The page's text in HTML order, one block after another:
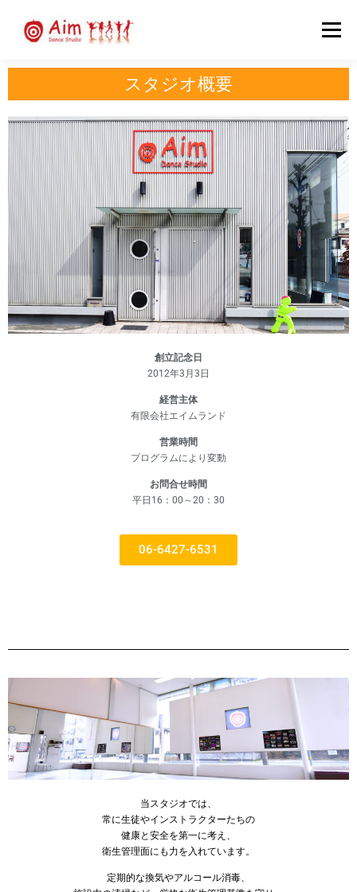
メニュー
インストラクター紹介
会員募集・入会のご案内 スタジオ案内 BLOG
スタジオ概要
創立記念日
2012年3月3日
経営主体
有限会社エイムランド
営業時間
プログラムにより変動
お問合せ時間
平日16：00～20：30
06-6427-6531
当スタジオでは、
常に生徒やインストラクターたちの
健康と安全を第一に考え、
衛生管理面にも力を入れています。
定期的な換気やアルコール消毒、